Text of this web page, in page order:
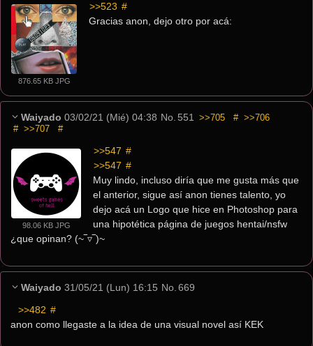
876.65 KB JPG
>>523 #
Gracias anon, dejo otro por acá:
Waiyado 03/02/21 (Mié) 04:38 No. 551 >>705 # >>706
# >>707 #
98.06 KB JPG
>>547 #
>>547 #
Muy lindo, incluso diría que me gusta más que
el anterior, sigue así anon tienes talento, yo
dejo acá un Logo que hice en Photoshop para
una hipotética página de juegos hentai/nsfw
¿que opinan? (~‾▿‾)~
Waiyado 31/05/21 (Lun) 16:15 No. 669
>>482 #
anon como llegaste a la idea de una visual novel así KEK